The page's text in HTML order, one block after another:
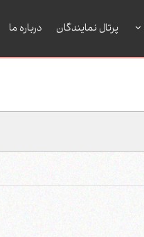
پرتال نمایندگان درباره ما